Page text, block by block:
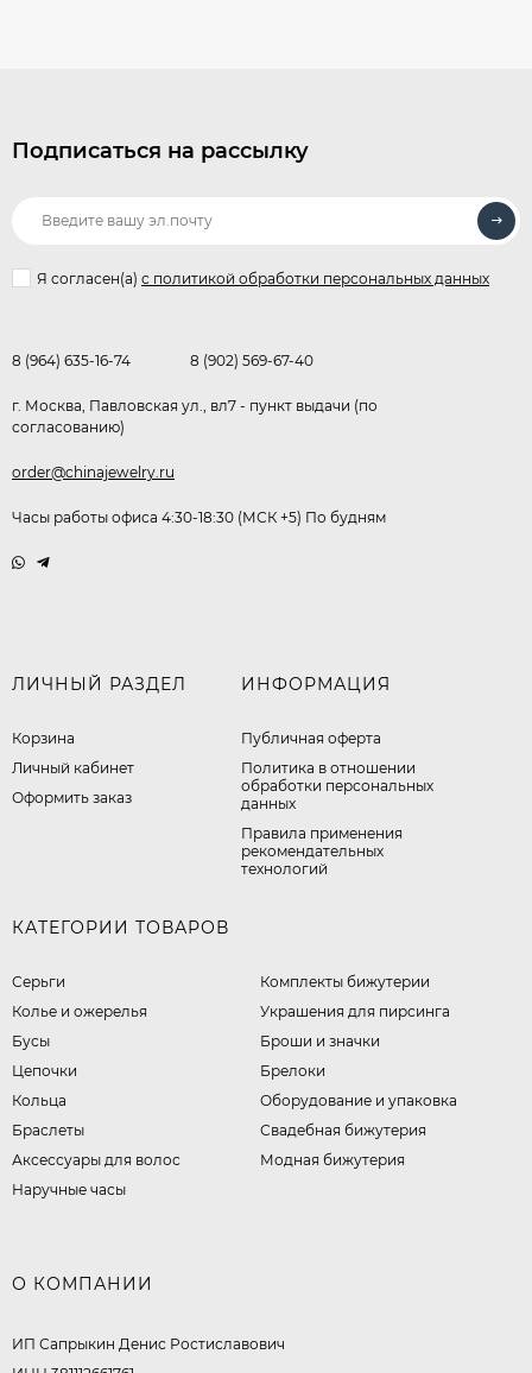
Подписаться на рассылку
Я согласен(a) с политикой обработки персональных данных
8 (964) 635-16-74 8 (902) 569-67-40
г. Москва, Павловская ул., вл7 - пункт выдачи (по
согласованию)
order@chinajewelry.ru
Часы работы офиса 4:30-18:30 (МСК +5) По будням
ЛИЧНЫЙ РАЗДЕЛ
Корзина
Личный кабинет
Оформить заказ
ИНФОРМАЦИЯ
Публичная оферта
​Политика в отношении
обработки персональных
данных
Правила применения
рекомендательных
технологий
КАТЕГОРИИ ТОВАРОВ
Серьги
Колье и ожерелья
Бусы
Цепочки
Кольца
Браслеты
Аксессуары для волос
Наручные часы
Комплекты бижутерии
Украшения для пирсинга
Броши и значки
Брелоки
Оборудование и упаковка
Свадебная бижутерия
Модная бижутерия
О КОМПАНИИ
ИП Сапрыкин Денис Ростиславович